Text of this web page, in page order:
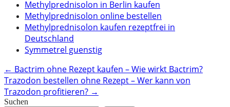
Methylprednisolon in Berlin kaufen
Methylprednisolon online bestellen
Methylprednisolon kaufen rezeptfrei in
Deutschland
Symmetrel guenstig
Post
navigation
← Bactrim ohne Rezept kaufen – Wie wirkt Bactrim?
Trazodon bestellen ohne Rezept – Wer kann von
Trazodon profitieren? →
Suchen